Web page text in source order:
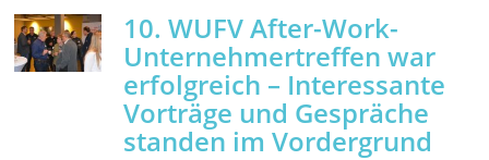
10. WUFV After-Work-
Unternehmertreffen war
erfolgreich – Interessante
Vorträge und Gespräche
standen im Vordergrund